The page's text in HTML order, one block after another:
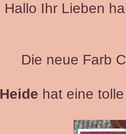
Hallo Ihr Lieben
Die neue Farb
Heide hat eine